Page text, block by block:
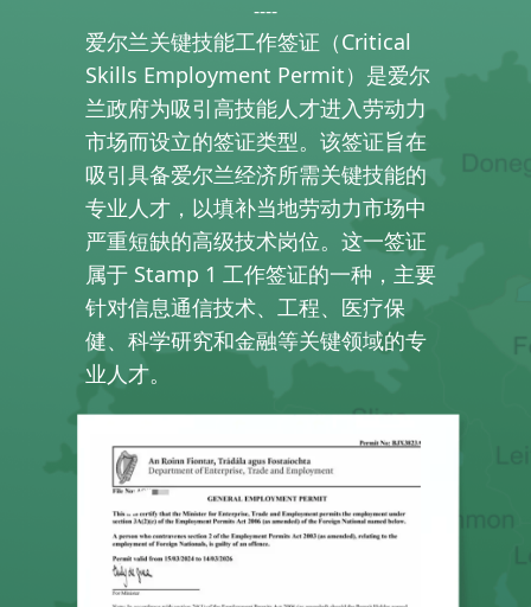
----
爱尔兰关键技能工作签证（Critical
Skills Employment Permit）是爱尔
兰政府为吸引高技能人才进入劳动力
市场而设立的签证类型。该签证旨在
吸引具备爱尔兰经济所需关键技能的
专业人才，以填补当地劳动力市场中
严重短缺的高级技术岗位。这一签证
属于 Stamp 1 工作签证的一种，主要
针对信息通信技术、工程、医疗保
健、科学研究和金融等关键领域的专
业人才。